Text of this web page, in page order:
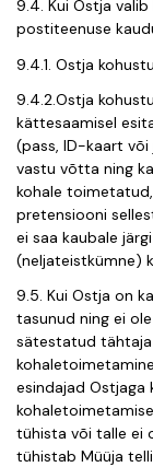
9.4. Kui Ostja
postiteenuse
9.4.1. Ostja
9.4.2.Ostja
kättesaamisel
(pass, ID-kaart või
vastu võtta ning
kohale
pretensiooni
ei saa kaubale
(neljateistkümne)
9.5. Kui Ostja on
tasunud ning ei
sätestatud
esindajad Ostjaga
tühista või talle ei
tühistab Müüja